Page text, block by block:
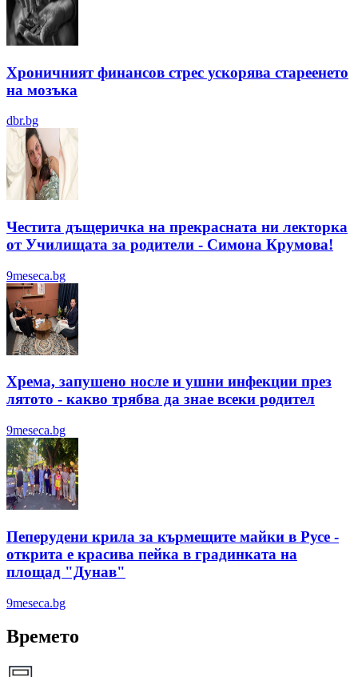
Хроничният финансов стрес ускорява стареенето
на мозъка
dbr.bg
Честита дъщеричка на прекрасната ни лекторка
от Училищата за родители - Симона Крумова!
9meseca.bg
Хрема, запушено носле и ушни инфекции през
лятотo - какво трябва да знае всеки родител
9meseca.bg
Пеперудени крила за кърмещите майки в Русе -
открита е красива пейка в градинката на
площад "Дунав"
9meseca.bg
Времето